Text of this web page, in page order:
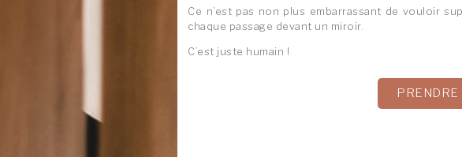
Ce n’est pas non plus embarrassant de vouloir
chaque passage devant un miroir.
C’est juste humain !
PRENDRE